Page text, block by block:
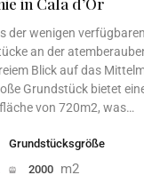
der wenigen verfügbaren
an der
Blick auf das
Grundstück bietet
von 720m2, was…
Grundstücksgröße
2000 m2